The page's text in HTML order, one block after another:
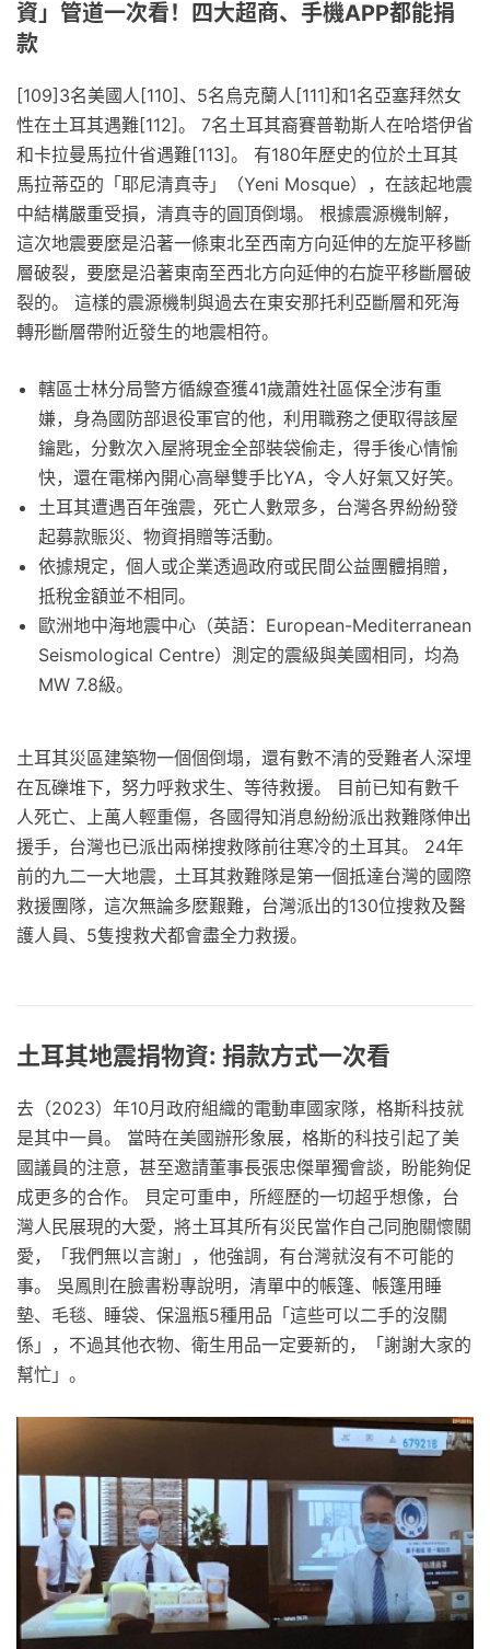
資」管道一次看！四大超商、手機APP都能捐
款
[109]3名美國人[110]、5名烏克蘭人[111]和1名亞塞拜然女
性在土耳其遇難[112]。 7名土耳其裔賽普勒斯人在哈塔伊省
和卡拉曼馬拉什省遇難[113]。 有180年歷史的位於土耳其
馬拉蒂亞的「耶尼清真寺」（Yeni Mosque），在該起地震
中結構嚴重受損，清真寺的圓頂倒塌。 根據震源機制解，
這次地震要麼是沿著一條東北至西南方向延伸的左旋平移斷
層破裂，要麼是沿著東南至西北方向延伸的右旋平移斷層破
裂的。 這樣的震源機制與過去在東安那托利亞斷層和死海
轉形斷層帶附近發生的地震相符。
轄區士林分局警方循線查獲41歲蕭姓社區保全涉有重
嫌，身為國防部退役軍官的他，利用職務之便取得該屋
鑰匙，分數次入屋將現金全部裝袋偷走，得手後心情愉
快，還在電梯內開心高舉雙手比YA，令人好氣又好笑。
土耳其遭遇百年強震，死亡人數眾多，台灣各界紛紛發
起募款賑災、物資捐贈等活動。
依據規定，個人或企業透過政府或民間公益團體捐贈，
抵稅金額並不相同。
歐洲地中海地震中心（英語：European-Mediterranean
Seismological Centre）測定的震級與美國相同，均為
MW 7.8級。
土耳其災區建築物一個個倒塌，還有數不清的受難者人深埋
在瓦礫堆下，努力呼救求生、等待救援。 目前已知有數千
人死亡、上萬人輕重傷，各國得知消息紛紛派出救難隊伸出
援手，台灣也已派出兩梯搜救隊前往寒冷的土耳其。 24年
前的九二一大地震，土耳其救難隊是第一個抵達台灣的國際
救援團隊，這次無論多麽艱難，台灣派出的130位搜救及醫
護人員、5隻搜救犬都會盡全力救援。
土耳其地震捐物資: 捐款方式一次看
去（2023）年10月政府組織的電動車國家隊，格斯科技就
是其中一員。 當時在美國辦形象展，格斯的科技引起了美
國議員的注意，甚至邀請董事長張忠傑單獨會談，盼能夠促
成更多的合作。 貝定可重申，所經歷的一切超乎想像，台
灣人民展現的大愛，將土耳其所有災民當作自己同胞關懷關
愛，「我們無以言謝」，他強調，有台灣就沒有不可能的
事。 吳鳳則在臉書粉專說明，清單中的帳篷、帳篷用睡
墊、毛毯、睡袋、保溫瓶5種用品「這些可以二手的沒關
係」，不過其他衣物、衛生用品一定要新的，「謝謝大家的
幫忙」。